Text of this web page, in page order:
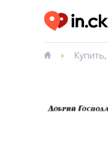
Купить,